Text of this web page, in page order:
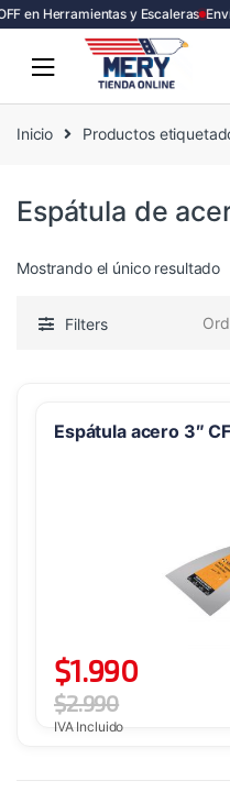
en Herramientas y Escaleras
Inicio Productos
Espátula de
Mostrando el único resultado
Filters
Espátula acero 3″
$1.990
$2.990
IVA Incluido